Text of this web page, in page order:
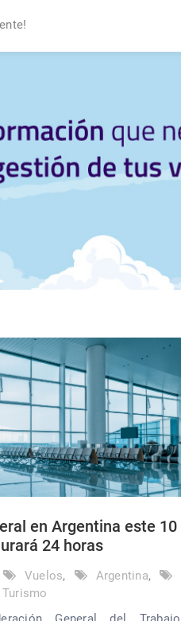
en Argentina este 10
24 horas
Vuelos, Argentina,
Turismo